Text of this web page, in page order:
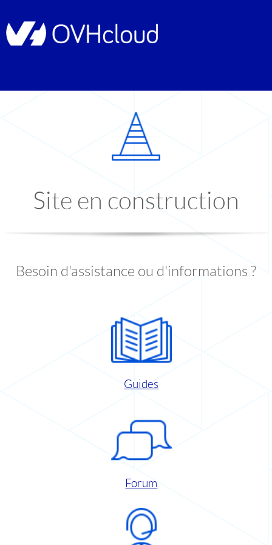
Site en construction
Besoin d'assistance ou d'informations ?
Guides
Forum